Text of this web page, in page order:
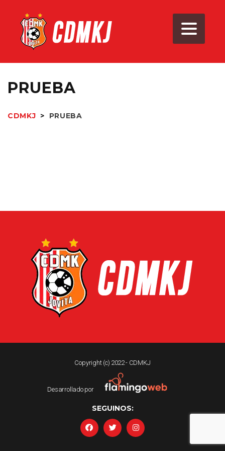
PRUEBA
CDMKJ > PRUEBA
Copyright (c) 2022 - CDMKJ
Desarrollado por
SEGUINOS: